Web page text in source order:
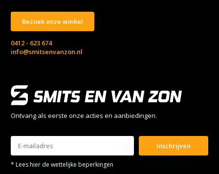
Bezoek onze winkel
0412 - 623 674
info@smitsenvanzon.nl
Ontvang als eerste onze acties en aanbiedingen.
Inschrijven
* Lees hier de wettelijke beperkingen